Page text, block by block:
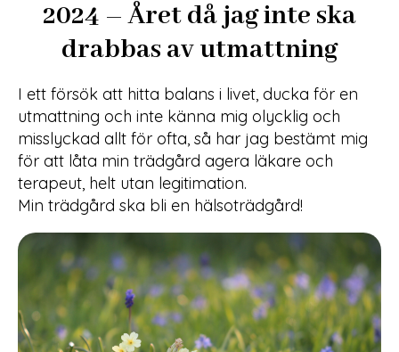
2024 – Året då jag inte ska
drabbas av utmattning
I ett försök att hitta balans i livet, ducka för en
utmattning och inte känna mig olycklig och
misslyckad allt för ofta, så har jag bestämt mig
för att låta min trädgård agera läkare och
terapeut, helt utan legitimation.
Min trädgård ska bli en hälsoträdgård!